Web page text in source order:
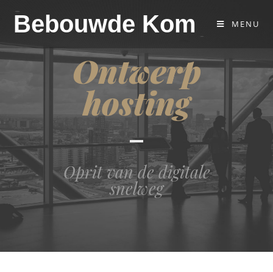
Bebouwde Kom MENU
Ontwerp
hosting
Oprit van de digitale
snelweg